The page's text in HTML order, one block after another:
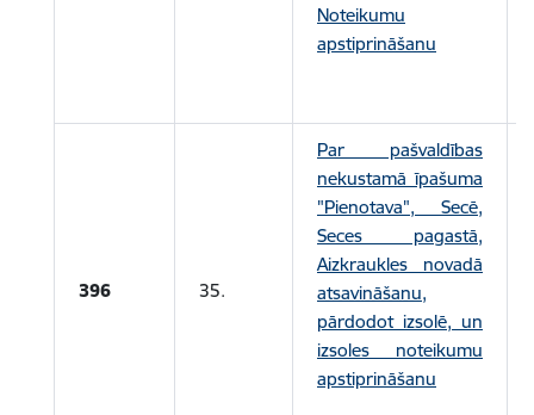
Noteikumu
apstiprināšanu
396 35.
Par pašvaldības
nekustamā īpašuma
"Pienotava", Secē,
Seces pagastā,
Aizkraukles novadā
atsavināšanu,
pārdodot izsolē, un
izsoles noteikumu
apstiprināšanu